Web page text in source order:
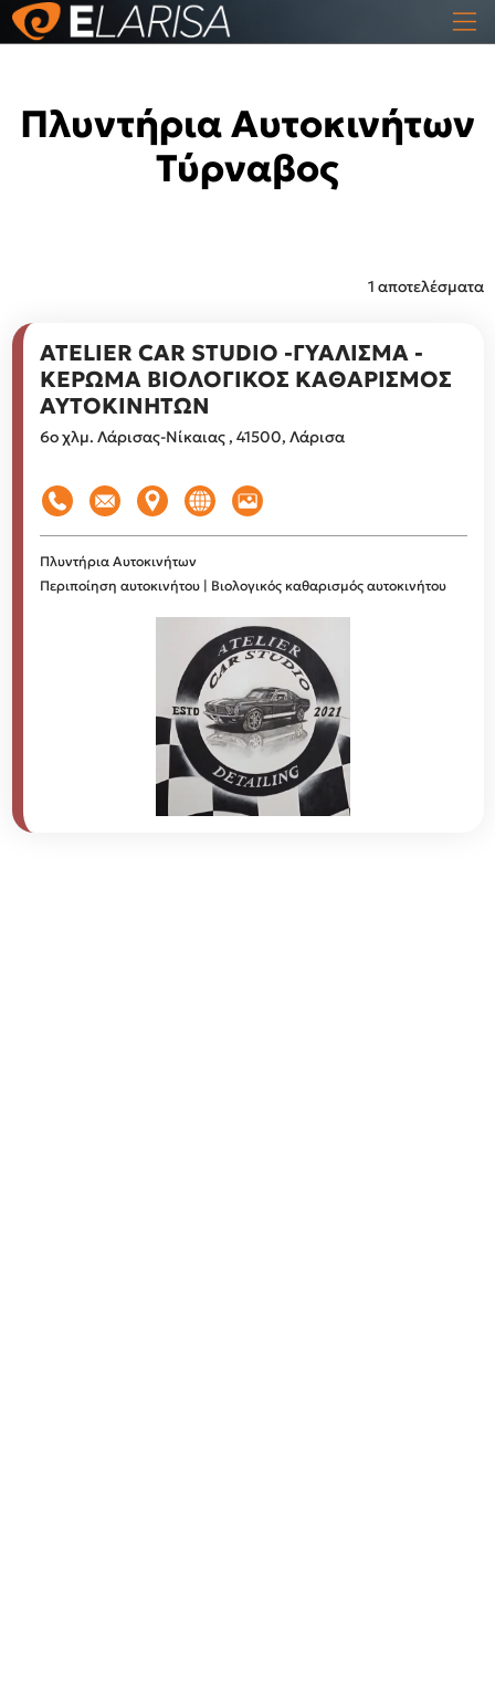
Πλυντήρια Αυτοκινήτων
Τύρναβος
1 αποτελέσματα
ATELIER CAR STUDIO -ΓΥΑΛΙΣΜΑ -
ΚΕΡΩΜΑ ΒΙΟΛΟΓΙΚΟΣ ΚΑΘΑΡΙΣΜΟΣ
ΑΥΤΟΚΙΝΗΤΩΝ
6ο χλμ. Λάρισας-Νίκαιας , 41500, Λάρισα
Πλυντήρια Αυτοκινήτων
Περιποίηση αυτοκινήτου | Βιολογικός καθαρισμός αυτοκινήτου